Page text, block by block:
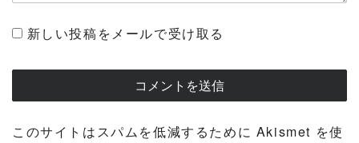
新しい投稿をメールで受け取る
このサイトはスパムを低減するために Akismet を使